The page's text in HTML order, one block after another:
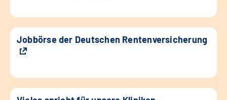
Jobbörse der Deutschen Rentenversicherung